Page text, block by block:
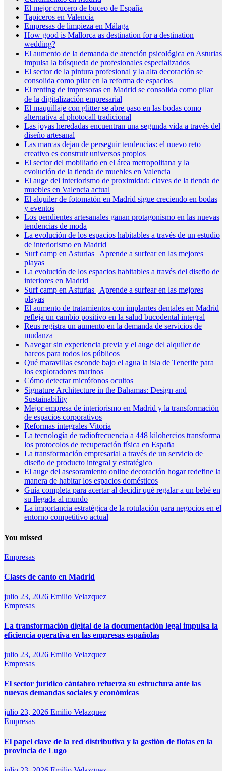
El mejor crucero de buceo de España
Tapiceros en Valencia
Empresas de limpieza en Málaga
How good is Mallorca as destination for a destination
wedding?
El aumento de la demanda de atención psicológica en Asturias
impulsa la búsqueda de profesionales especializados
El sector de la pintura profesional y la alta decoración se
consolida como pilar en la reforma de espacios
El renting de impresoras en Madrid se consolida como pilar
de la digitalización empresarial
El maquillaje con glitter se abre paso en las bodas como
alternativa al photocall tradicional
Las joyas heredadas encuentran una segunda vida a través del
diseño artesanal
Las marcas dejan de perseguir tendencias: el nuevo reto
creativo es construir universos propios
El sector del mobiliario en el área metropolitana y la
evolución de la tienda de muebles en Valencia
El auge del interiorismo de proximidad: claves de la tienda de
muebles en Valencia actual
El alquiler de fotomatón en Madrid sigue creciendo en bodas
y eventos
Los pendientes artesanales ganan protagonismo en las nuevas
tendencias de moda
La evolución de los espacios habitables a través de un estudio
de interiorismo en Madrid
Surf camp en Asturias | Aprende a surfear en las mejores
playas
La evolución de los espacios habitables a través del diseño de
interiores en Madrid
Surf camp en Asturias | Aprende a surfear en las mejores
playas
El aumento de tratamientos con implantes dentales en Madrid
refleja un cambio positivo en la salud bucodental integral
Reus registra un aumento en la demanda de servicios de
mudanza
Navegar sin experiencia previa y el auge del alquiler de
barcos para todos los públicos
Qué maravillas esconde bajo el agua la isla de Tenerife para
los exploradores marinos
Cómo detectar micrófonos ocultos
Signature Architecture in the Bahamas: Design and
Sustainability
Mejor empresa de interiorismo en Madrid y la transformación
de espacios corporativos
Reformas integrales Vitoria
La tecnología de radiofrecuencia a 448 kilohercios transforma
los protocolos de recuperación física en España
La transformación empresarial a través de un servicio de
diseño de producto integral y estratégico
El auge del asesoramiento online decoración hogar redefine la
manera de habitar los espacios domésticos
Guía completa para acertar al decidir qué regalar a un bebé en
su llegada al mundo
La importancia estratégica de la rotulación para negocios en el
entorno competitivo actual
You missed
Empresas
Clases de canto en Madrid
julio 23, 2026 Emilio Velazquez
Empresas
La transformación digital de la documentación legal impulsa la
eficiencia operativa en las empresas españolas
julio 23, 2026 Emilio Velazquez
Empresas
El sector jurídico cántabro refuerza su estructura ante las
nuevas demandas sociales y económicas
julio 23, 2026 Emilio Velazquez
Empresas
El papel clave de la red distributiva y la gestión de flotas en la
provincia de Lugo